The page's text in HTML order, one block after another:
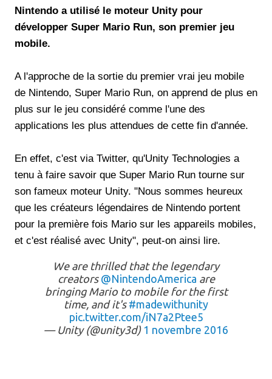
Nintendo a utilisé le moteur Unity pour
développer Super Mario Run, son premier jeu
mobile.
A l'approche de la sortie du premier vrai jeu mobile
de Nintendo, Super Mario Run, on apprend de plus en
plus sur le jeu considéré comme l'une des
applications les plus attendues de cette fin d'année.
En effet, c'est via Twitter, qu'Unity Technologies a
tenu à faire savoir que Super Mario Run tourne sur
son fameux moteur Unity. "Nous sommes heureux
que les créateurs légendaires de Nintendo portent
pour la première fois Mario sur les appareils mobiles,
et c'est réalisé avec Unity", peut-on ainsi lire.
We are thrilled that the legendary
creators @NintendoAmerica are
bringing Mario to mobile for the first
time, and it's #madewithunity
pic.twitter.com/iN7a2Ptee5
— Unity (@unity3d) 1 novembre 2016